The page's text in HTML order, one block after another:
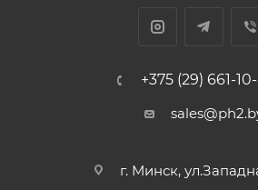
+375 (29) 661-
г. Минск,